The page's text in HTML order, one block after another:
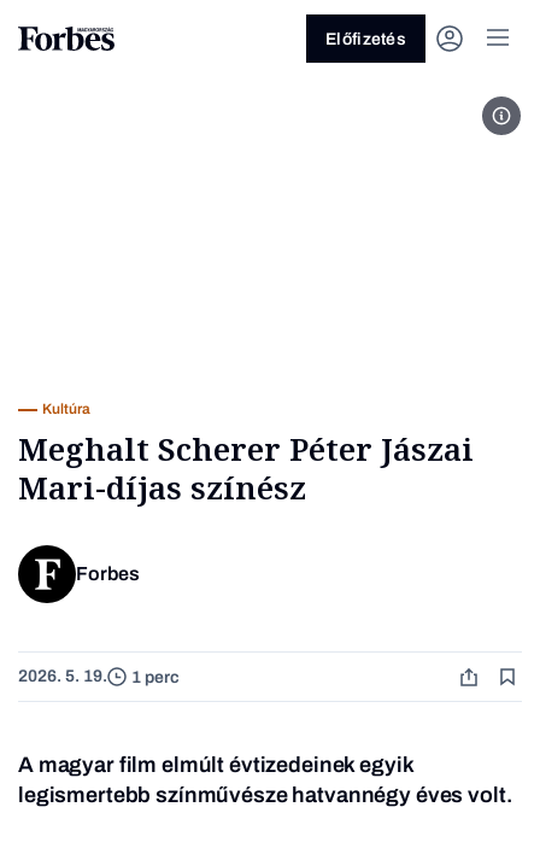
Előfizetés
Kultúra
Meghalt Scherer Péter Jászai
Mari-díjas színész
Forbes
2026. 5. 19. 1 perc
A magyar film elmúlt évtizedeinek egyik
legismertebb színművésze hatvannégy éves volt.